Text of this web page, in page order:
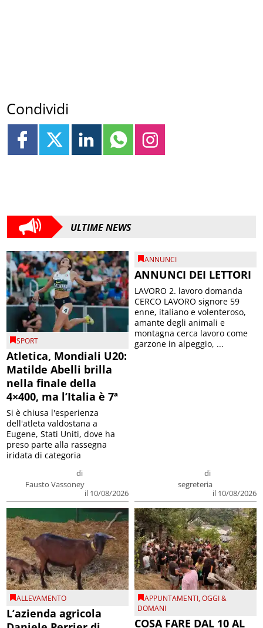
Condividi
ULTIME NEWS
SPORT
Atletica, Mondiali U20:
Matilde Abelli brilla
nella finale della
4×400, ma l’Italia è 7ª
di
Fausto Vassoney
il 10/08/2026
Si è chiusa l'esperienza
dell'atleta valdostana a
Eugene, Stati Uniti, dove ha
preso parte alla rassegna
iridata di categoria
ANNUNCI
ANNUNCI DEI LETTORI
di
segreteria
il 10/08/2026
LAVORO 2. lavoro domanda
CERCO LAVORO signore 59
enne, italiano e volenteroso,
amante degli animali e
montagna cerca lavoro come
garzone in alpeggio, ...
ALLEVAMENTO
L’azienda agricola
APPUNTAMENTI,OGGI &
DOMANI
COSA FARE DAL 10 AL